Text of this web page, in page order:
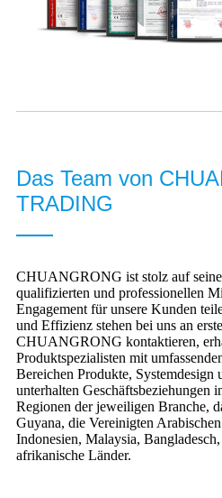
Das Team von
TRADING
CHUANGRONG ist stolz auf
qualifizierten und professionellen
Engagement für unsere Kunden
und Effizienz stehen bei uns an
CHUANGRONG kontaktieren,
Produktspezialisten mit
Bereichen Produkte, Systemdesign
unterhalten Geschäftsbeziehungen
Regionen der jeweiligen Branche,
Guyana, die Vereinigten
Indonesien, Malaysia,
afrikanische Länder.